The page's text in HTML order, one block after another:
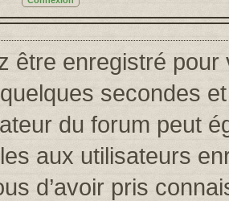
être enregistré pour
secondes
du forum peut
aux utilisateurs
d’avoir pris